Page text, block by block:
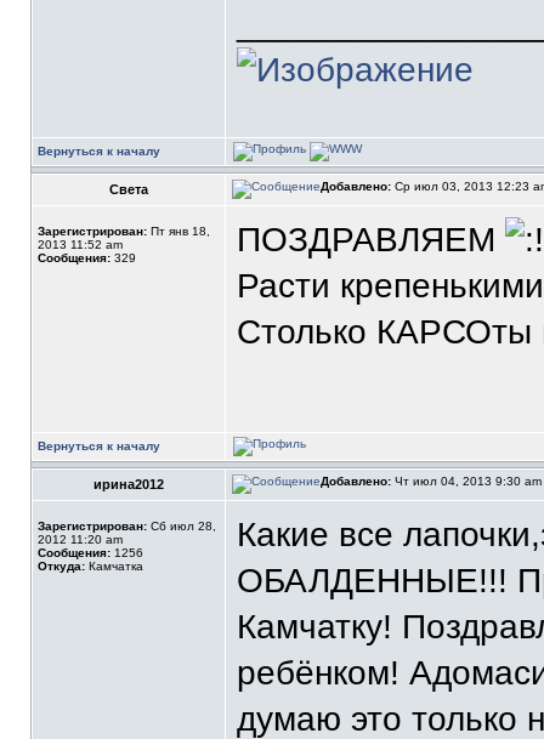
Вернуться к началу
Света Добавлено: Ср июл 03, 2013 12:23
Зарегистрирован: Пт янв 18,
2013 11:52 am
Сообщения: 329
ПОЗДРАВЛЯЕМ
Расти
Столько КАРСОты
Вернуться к началу
ирина2012 Добавлено: Чт июл 04, 2013 9:30 am
Зарегистрирован: Сб июл 28,
2012 11:20 am
Сообщения: 1256
Откуда: Камчатка
Какие все
ОБАЛДЕННЫЕ!!!
Камчатку!
ребёнком!
думаю это только